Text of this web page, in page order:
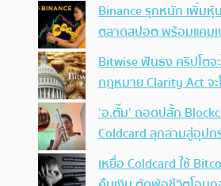
Binance รุกหนัก เพิ่มหุ้
ตลาดสปอต พร้อมแคม
Bitwise ฟันธง คริปโตจ
กฎหมาย Clarity Act จ
‘อ.ตั๊ม’ ถอดปลั้ก
Coldcard ลุกลามสู่อุป
เหยื่อ Coldcard ใช้